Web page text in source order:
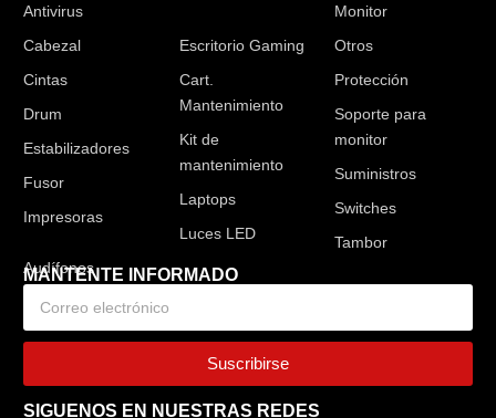
Antivirus
Cabezal
Cintas
Drum
Estabilizadores
Fusor
Impresoras
Escritorio Gaming
Cart.
Mantenimiento
Kit de
mantenimiento
Laptops
Luces LED
Monitor
Otros
Protección
Soporte para
monitor
Suministros
Switches
Tambor
MANTENTE INFORMADO
Suscribirse
SIGUENOS EN NUESTRAS REDES